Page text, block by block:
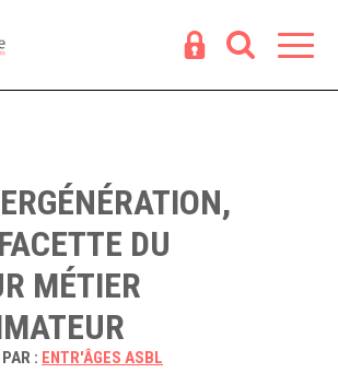
DU
MÉTIER
: ENTR'ÂGES ASBL